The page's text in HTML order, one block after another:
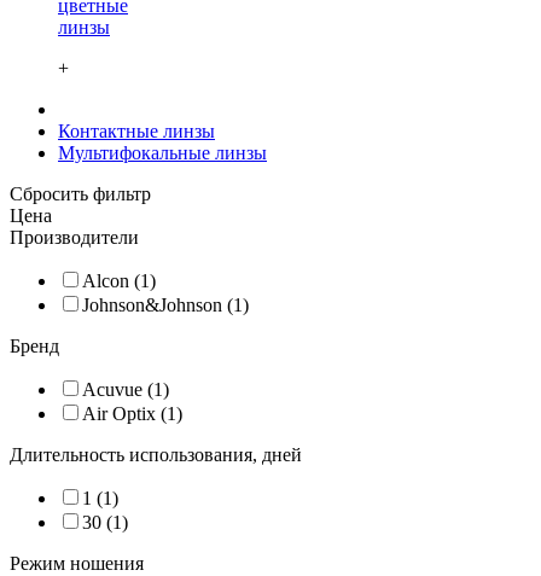
цветные
линзы
+
Контактные линзы
Мультифокальные линзы
Сбросить фильтр
Цена
Производители
Alcon (1)
Johnson&Johnson (1)
Бренд
Acuvue (1)
Air Optix (1)
Длительность использования, дней
1 (1)
30 (1)
Режим ношения